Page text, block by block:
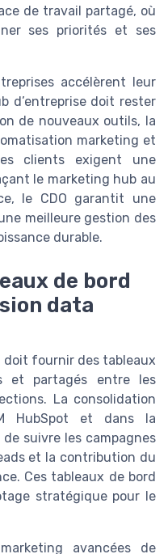
de travail partagé, où
ses priorités et ses
accélèrent leur
d’entreprise doit rester
de nouveaux outils, la
marketing et
clients exigent une
le marketing hub au
le CDO garantit une
meilleure gestion des
durable.
de bord
data
fournir des tableaux
et partagés entre les
La consolidation
HubSpot et dans la
suivre les campagnes
et la contribution du
Ces tableaux de bord
stratégique pour le
avancées de